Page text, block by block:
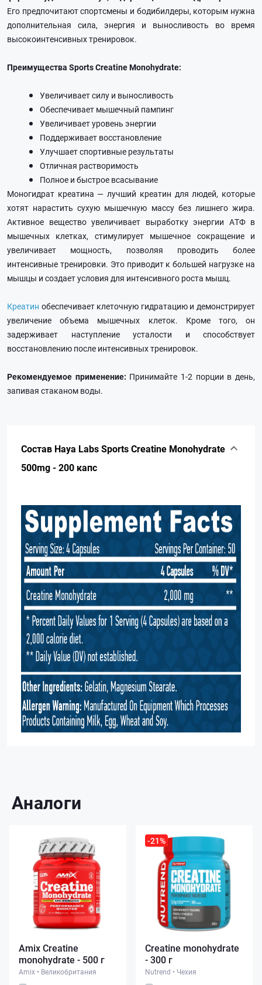
Его предпочитают спортсмены и бодибилдеры, которым нужна
дополнительная сила, энергия и выносливость во время
высокоинтенсивных тренировок.
Преимущества Sports Creatine Monohydrate:
Увеличивает силу и выносливость
Обеспечивает мышечный пампинг
Увеличивает уровень энергии
Поддерживает восстановление
Улучшает спортивные результаты
Отличная растворимость
Полное и быстрое всасывание
Моногидрат креатина — лучший креатин для людей, которые
хотят нарастить сухую мышечную массу без лишнего жира.
Активное вещество увеличивает выработку энергии АТФ в
мышечных клетках, стимулирует мышечное сокращение и
увеличивает мощность, позволяя проводить более
интенсивные тренировки. Это приводит к большей нагрузке на
мышцы и создает условия для интенсивного роста мышц.
Креатин обеспечивает клеточную гидратацию и демонстрирует
увеличение объема мышечных клеток. Кроме того, он
задерживает наступление усталости и способствует
восстановлению после интенсивных тренировок.
Рекомендуемое применение: Принимайте 1-2 порции в день,
запивая стаканом воды.
Состав Haya Labs Sports Creatine Monohydrate
500mg - 200 капс
Аналоги
Amix Creatine
monohydrate - 500 г
Amix • Великобритания
-21%
Creatine monohydrate
- 300 г
Nutrend • Чехия